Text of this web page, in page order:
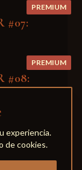
PREMIUM
#07:
PREMIUM
#08:
PREMIUM
#09:
experiencia.
de cookies.